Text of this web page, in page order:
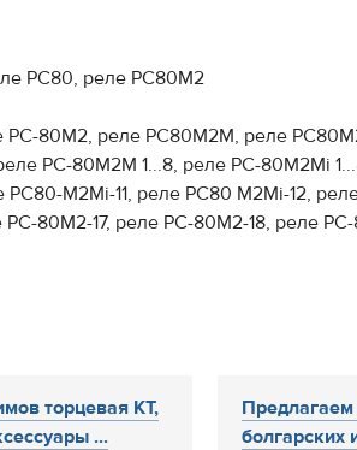
РС80, реле РС80М2
РС-80М2, реле РС80М2М, реле
РС-80М2М 1...8, реле РС-80М2Мi
М2Мi-11, реле РС80 М2Мi-12,
80М2-17, реле РС-80М2-18, реле
торцевая КТ,
...
Предлагаем
болгарских